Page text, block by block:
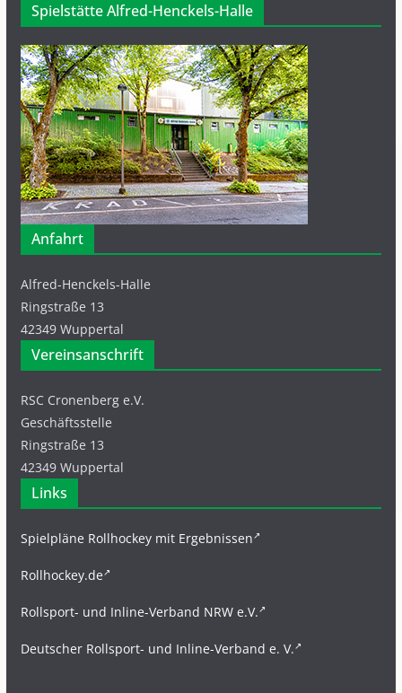
Spielstätte Alfred-Henckels-Halle
Anfahrt
Alfred-Henckels-Halle
Ringstraße 13
42349 Wuppertal
Vereinsanschrift
RSC Cronenberg e.V.
Geschäftsstelle
Ringstraße 13
42349 Wuppertal
Links
Spielpläne Rollhockey mit Ergebnissen
Rollhockey.de
Rollsport- und Inline-Verband NRW e.V.
Deutscher Rollsport- und Inline-Verband e. V.